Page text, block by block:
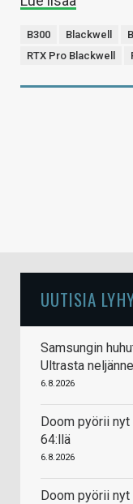
B300 Blackwell
RTX Pro Blackwell
UUTISIA
Samsungin
Ultrasta
6.8.2026
Doom pyörii
64:llä
6.8.2026
Doom pyörii